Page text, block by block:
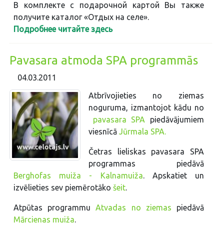
В комплекте с подарочной картой Вы также
получите каталог «Отдых на селе».
Подробнее читайте здесь
Pavasara atmoda SPA programmās
04.03.2011
Atbrīvojieties no ziemas
noguruma, izmantojot kādu no
pavasara SPA piedāvājumiem
viesnīcā Jūrmala SPA.
Četras lieliskas pavasara SPA
programmas piedāvā
Berghofas muiža - Kalnamuiža. Apskatiet un
izvēlieties sev piemērotākošeit.
Atpūtas programmuAtvadas no ziemas piedāvā
Mārcienas muiža.